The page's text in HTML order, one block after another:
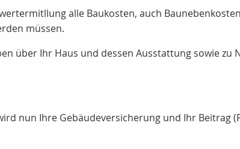
alle Baukosten, auch
müssen.
über Ihr Haus und dessen Ausstattung sowie zu
nun Ihre Gebäudeversicherung und Ihr Beitrag